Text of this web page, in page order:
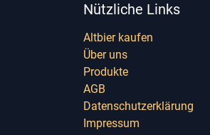
Nützliche Links
Altbier kaufen
Über uns
Produkte
AGB
Datenschutzerklärung
Impressum